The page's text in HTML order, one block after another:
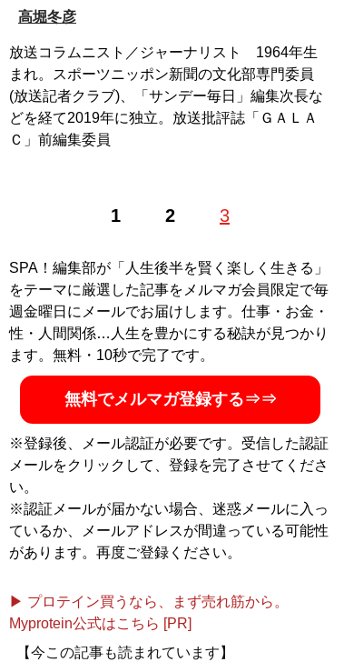
高堀冬彦
放送コラムニスト／ジャーナリスト 1964年生
まれ。スポーツニッポン新聞の文化部専門委員
(放送記者クラブ)、「サンデー毎日」編集次長な
どを経て2019年に独立。放送批評誌「ＧＡＬＡ
Ｃ」前編集委員
1 2 3
SPA！編集部が「人生後半を賢く楽しく生きる」
をテーマに厳選した記事をメルマガ会員限定で毎
週金曜日にメールでお届けします。仕事・お金・
性・人間関係…人生を豊かにする秘訣が見つかり
ます。無料・10秒で完了です。
無料でメルマガ登録する⇒⇒
※登録後、メール認証が必要です。受信した認証
メールをクリックして、登録を完了させてくださ
い。
※認証メールが届かない場合、迷惑メールに入っ
ているか、メールアドレスが間違っている可能性
があります。再度ご登録ください。
▶ プロテイン買うなら、まず売れ筋から。
Myprotein公式はこちら [PR]
【今この記事も読まれています】